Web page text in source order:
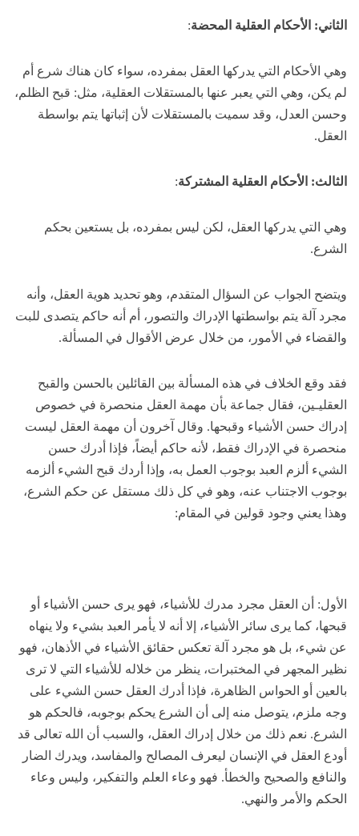
الثاني: الأحكام العقلية المحضة:
وهي الأحكام التي يدركها العقل بمفرده، سواء كان هناك شرع أم
لم يكن، وهي التي يعبر عنها بالمستقلات العقلية، مثل: قبح الظلم،
وحسن العدل، وقد سميت بالمستقلات لأن إثباتها يتم بواسطة
العقل.
الثالث: الأحكام العقلية المشتركة:
وهي التي يدركها العقل، لكن ليس بمفرده، بل يستعين بحكم
الشرع.
ويتضح الجواب عن السؤال المتقدم، وهو تحديد هوية العقل، وأنه
مجرد آلة يتم بواسطتها الإدراك والتصور، أم أنه حاكم يتصدى للبت
والقضاء في الأمور، من خلال عرض الأقوال في المسألة.
فقد وقع الخلاف في هذه المسألة بين القائلين بالحسن والقبح
العقليـين، فقال جماعة بأن مهمة العقل منحصرة في خصوص
إدراك حسن الأشياء وقبحها. وقال آخرون أن مهمة العقل ليست
منحصرة في الإدراك فقط، لأنه حاكم أيضاً، فإذا أدرك حسن
الشيء ألزم العبد بوجوب العمل به، وإذا أردك قبح الشيء ألزمه
بوجوب الاجتناب عنه، وهو في كل ذلك مستقل عن حكم الشرع،
وهذا يعني وجود قولين في المقام:
الأول: أن العقل مجرد مدرك للأشياء، فهو يرى حسن الأشياء أو
قبحها، كما يرى سائر الأشياء، إلا أنه لا يأمر العبد بشيء ولا ينهاه
عن شيء، بل هو مجرد آلة تعكس حقائق الأشياء في الأذهان، فهو
نظير المجهر في المختبرات، ينظر من خلاله للأشياء التي لا ترى
بالعين أو الحواس الظاهرة، فإذا أدرك العقل حسن الشيء على
وجه ملزم، يتوصل منه إلى أن الشرع يحكم بوجوبه، فالحكم هو
الشرع. نعم ذلك من خلال إدراك العقل، والسبب أن الله تعالى قد
أودع العقل في الإنسان ليعرف المصالح والمفاسد، ويدرك الضار
والنافع والصحيح والخطأ. فهو وعاء العلم والتفكير، وليس وعاء
الحكم والأمر والنهي.